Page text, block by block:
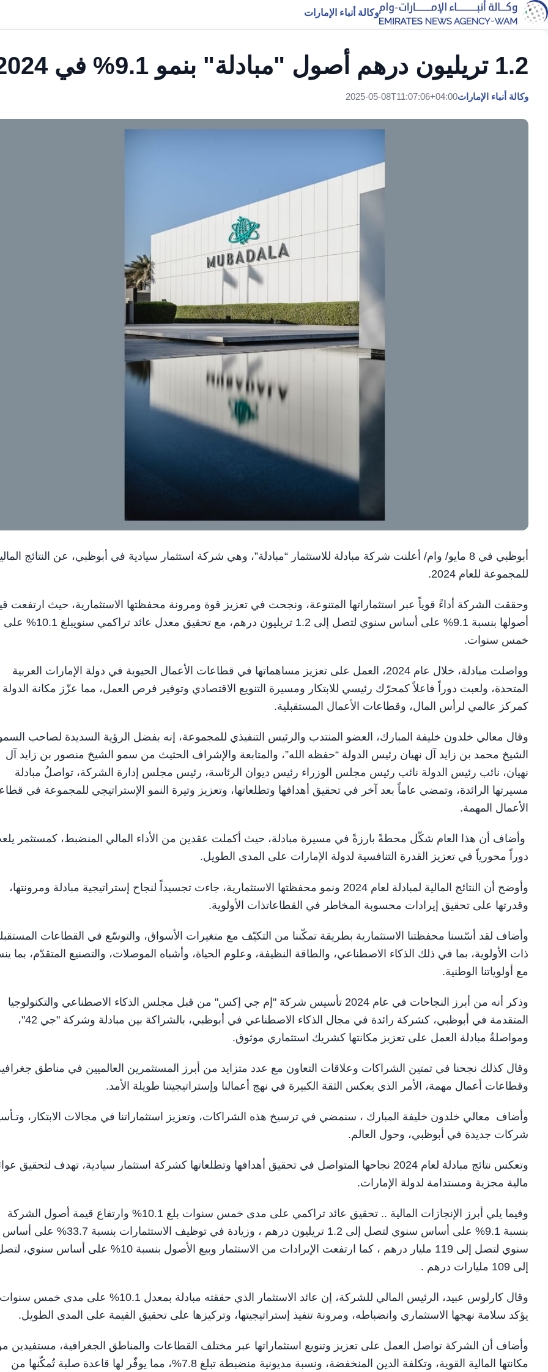
وكالة أنباء الإمارات
1.2 تريليون درهم أصول "مبادلة" بنمو 9.1% في 2024
وكالة أنباء الإمارات2025-05-08T11:07:06+04:00
أبوظبي في 8 مايو/ وام/ أعلنت شركة مبادلة للاستثمار “مبادلة”، وهي شركة استثمار سيادية في أبوظبي، عن النتائج
للمجموعة للعام 2024.
وحققت الشركة أداءً قوياً عبر استثماراتها المتنوعة، ونجحت في تعزيز قوة ومرونة محفظتها الاستثمارية، حيث ارتفعت
أصولها بنسبة 9.1% على أساس سنوي لتصل إلى 1.2 تريليون درهم، مع
خمس سنوات.
وواصلت مبادلة، خلال عام 2024، العمل على تعزيز مساهماتها في قطاعات الأعمال الحيوية في دولة الإمارات العربية
المتحدة، ولعبت دوراً فاعلاً كمحرّك رئيسي للابتكار ومسيرة التنويع الاقتصادي وتوفير فرص العمل، مما عزّز مكانة الدولة
كمركز عالمي لرأس المال، وقطاعات الأعمال المستقبلية.
وقال معالي خلدون خليفة المبارك، العضو المنتدب والرئيس التنفيذي للمجموعة، إنه بفضل الرؤية السديدة لصاحب
الشيخ محمد بن زايد آل نهيان رئيس الدولة “حفظه الله”، والمتابعة والإشراف الحثيث من سمو الشيخ منصور بن زايد آل
نهيان، نائب رئيس الدولة نائب رئيس مجلس الوزراء رئيس ديوان الرئاسة، رئيس مجلس إدارة الشركة، تواصلُ مبادلة
مسيرتها الرائدة، وتمضي عاماً بعد آخر في تحقيق أهدافها وتطلعاتها، وتعزيز وتيرة النمو الإستراتيجي للمجموعة في
الأعمال المهمة.
وأضاف أن هذا العام شكّل محطةً بارزةً في مسيرة مبادلة، حيث أكملت عقدين من الأداء المالي المنضبط، كمستثمر
دوراً محورياً في تعزيز القدرة التنافسية لدولة الإمارات على المدى الطويل.
وأوضح أن النتائج المالية لمبادلة لعام 2024 ونمو محفظتها الاستثمارية، جاءت تجسيداً لنجاح إستراتيجية مبادلة ومرونتها،
وقدرتها على تحقيق إيرادات محسوبة المخاطر في القطاعاتذات الأولوية.
وأضاف لقد أسّسنا محفظتنا الاستثمارية بطريقة تمكّننا من التكيّف مع متغيرات الأسواق، والتوسّع في القطاعات
ذات الأولوية، بما في ذلك الذكاء الاصطناعي، والطاقة النظيفة، وعلوم الحياة، وأشباه الموصلات، والتصنيع المتقدّم، بما
مع أولوياتنا الوطنية.
وذكر أنه من أبرز النجاحات في عام 2024 تأسيس شركة "إم جي إكس" من قبل مجلس الذكاء الاصطناعي والتكنولوجيا
المتقدمة في أبوظبي، كشركة رائدة في مجال الذكاء الاصطناعي في أبوظبي، بالشراكة بين مبادلة وشركة "جي 42"،
ومواصلةُ مبادلة العمل على تعزيز مكانتها كشريك استثماري موثوق.
وقال كذلك نجحنا في تمتين الشراكات وعلاقات التعاون مع عدد متزايد من أبرز المستثمرين العالميين في مناطق
وقطاعات أعمال مهمة، الأمر الذي يعكس الثقة الكبيرة في نهج أعمالنا وإستراتيجيتنا طويلة الأمد.
وأضاف معالي خلدون خليفة المبارك ، سنمضي في ترسيخ هذه الشراكات، وتعزيز استثماراتنا في مجالات الابتكار،
شركات جديدة في أبوظبي، وحول العالم.
وتعكس نتائج مبادلة لعام 2024 نجاحها المتواصل في تحقيق أهدافها وتطلعاتها كشركة استثمار سيادية، تهدف لتحقيق
مالية مجزية ومستدامة لدولة الإمارات.
وفيما يلي أبرز الإنجازات المالية .. تحقيق عائد تراكمي على مدى خمس سنوات بلغ 10.1% وارتفاع قيمة أصول الشركة
بنسبة 9.1% على أساس سنوي لتصل إلى 1.2 تريليون درهم ، وزيادة في توظيف الاستثمارات بنسبة 33.7% على أساس
سنوي لتصل إلى 119 مليار درهم ، كما ارتفعت الإيرادات من الاستثمار وبيع الأصول بنسبة 10% على أساس سنوي،
إلى 109 مليارات درهم .
وقال كارلوس عبيد، الرئيس المالي للشركة، إن عائد الاستثمار الذي حققته مبادلة بمعدل 10.1% على مدى خمس
يؤكد سلامة نهجها الاستثماري وانضباطه، ومرونة تنفيذ إستراتيجيتها، وتركيزها على تحقيق القيمة على المدى الطويل.
وأضاف أن الشركة تواصل العمل على تعزيز وتنويع استثماراتها عبر مختلف القطاعات والمناطق الجغرافية، مستفيدين
مكانتها المالية القوية، وتكلفة الدين المنخفضة، ونسبة مديونية منضبطة تبلغ 7.8%، مما يوفّر لها قاعدة صلبة تُمكّنها من